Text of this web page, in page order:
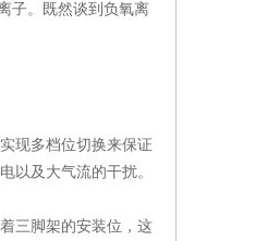
子。既然谈到负氧离
现多档位切换来保证
以及大气流的干扰。
三脚架的安装位，这